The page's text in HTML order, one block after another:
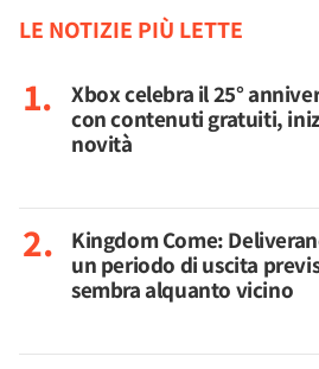
LE NOTIZIE PIÙ LETTE
Xbox celebra il 25°
con contenuti gratuiti,
novità
Kingdom Come:
un periodo di uscita
sembra alquanto vicino